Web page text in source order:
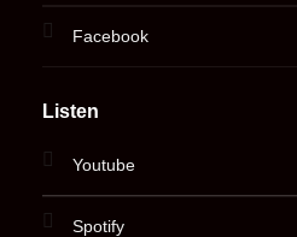
Facebook
Listen
Youtube
Spotify